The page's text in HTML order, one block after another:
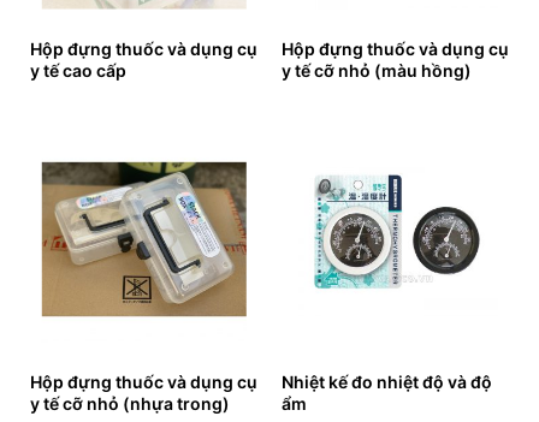
Hộp đựng thuốc và dụng cụ
y tế cao cấp
Hộp đựng thuốc và dụng cụ
y tế cỡ nhỏ (màu hồng)
Hộp đựng thuốc và dụng cụ
y tế cỡ nhỏ (nhựa trong)
Nhiệt kế đo nhiệt độ và độ
ẩm